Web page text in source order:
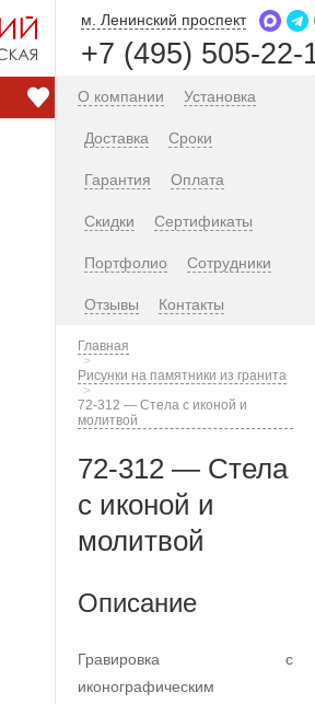
м. Ленинский проспект
+7 (495) 505-22-
О компании Установка
Доставка Сроки
Гарантия Оплата
Скидки Сертификаты
Портфолио Сотрудники
Отзывы Контакты
Главная
Рисунки на памятники из гранита
72-312 — Стела с иконой и
молитвой
72-312 — Стела
с иконой и
молитвой
Описание
Гравировка с
иконографическим